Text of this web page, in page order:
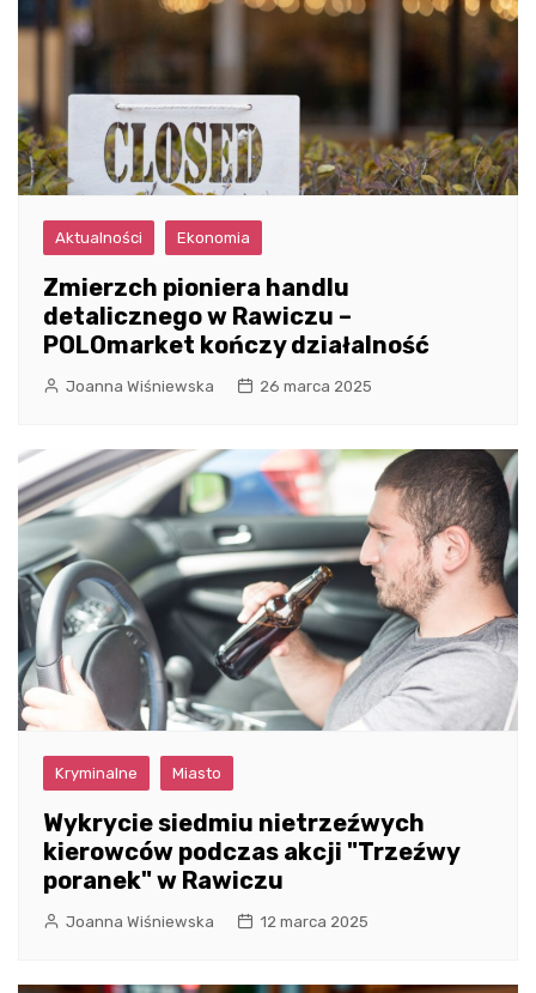
Aktualności Ekonomia
Zmierzch pioniera handlu
detalicznego w Rawiczu –
POLOmarket kończy działalność
Joanna Wiśniewska 26 marca 2025
Kryminalne Miasto
Wykrycie siedmiu nietrzeźwych
kierowców podczas akcji "Trzeźwy
poranek" w Rawiczu
Joanna Wiśniewska 12 marca 2025